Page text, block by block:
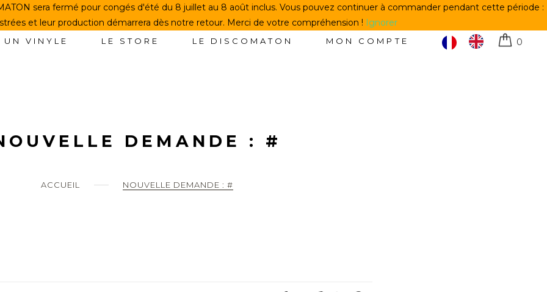
0
UN VINYLE LE STORE LE DISCOMATON MON COMPTE
ACCUEIL NOUVELLE DEMANDE : #
DEMANDE : #
sera fermé pour congés d'été du 8 juillet au 8 août inclus. Vous pouvez continuer à commander pendant cette période :
et leur production démarrera dès notre retour. Merci de votre compréhension ! Ignorer